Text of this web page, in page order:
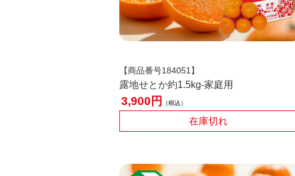
【商品番号184051】
露地せとか約1.5kg-家庭用
3,900 税込
在庫切れ